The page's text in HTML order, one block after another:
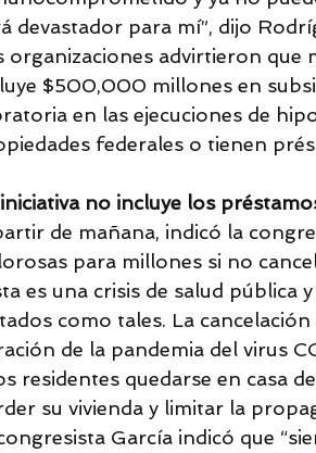
devastador para mí”, dijo
organizaciones advirtieron
$500,000 millones en
en las ejecuciones de
federales o tienen
no incluye los
de mañana, indicó la
para millones si no
es una crisis de salud pública
como tales. La
de la pandemia del virus
residentes quedarse en casa
su vivienda y limitar la
García indicó que